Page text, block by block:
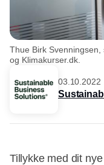
Thue Birk
og Klimakurser.dk.
03.10.2022
Tillykke med dit